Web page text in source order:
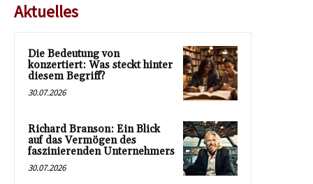
Aktuelles
Die Bedeutung von
konzertiert: Was steckt hinter
diesem Begriff?
30.07.2026
Richard Branson: Ein Blick
auf das Vermögen des
faszinierenden Unternehmers
30.07.2026